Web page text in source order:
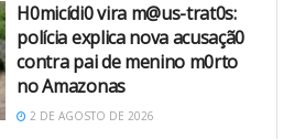
H0micídi0 vira m@us-trat0s:
polícia explica nova acusaçã0
contra pai de menino m0rto
no Amazonas
2 DE AGOSTO DE 2026